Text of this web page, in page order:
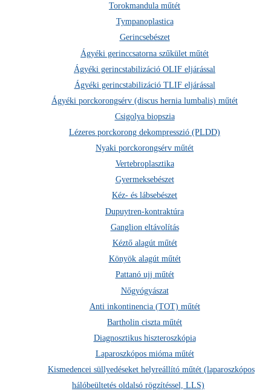
Torokmandula műtét
Tympanoplastica
Gerincsebészet
Ágyéki gerinccsatorna szűkület műtét
Ágyéki gerincstabilizáció OLIF eljárással
Ágyéki gerincstabilizáció TLIF eljárással
Ágyéki porckorongsérv (discus hernia lumbalis) műtét
Csigolya biopszia
Lézeres porckorong dekompresszió (PLDD)
Nyaki porckorongsérv műtét
Vertebroplasztika
Gyermeksebészet
Kéz- és lábsebészet
Dupuytren-kontraktúra
Ganglion eltávolítás
Kéztő alagút műtét
Könyök alagút műtét
Pattanó ujj műtét
Nőgyógyászat
Anti inkontinencia (TOT) műtét
Bartholin ciszta műtét
Diagnosztikus hiszteroszkópia
Laparoszkópos mióma műtét
Kismedencei süllyedéseket helyreállító műtét (laparoszkópos
hálóbeültetés oldalsó rögzítéssel, LLS)
Milyen betegségeket kezel a neurológus?
A neurológus szakorvos a központi és környéki idegrendszert, valamint
az agyi keringést érintő gyulladásos, fertőzéses, immunológiai, illetve
degeneratív betegségek, valamint az idegek sérülésből adódó
elváltozások kezelésével foglalkozik.
Fejfájások:a rohamokban jelentkező, általában féloldali fájdalmat
okozó migrén, az abroncsszerű, szorító fájdalommal járó tenziós,